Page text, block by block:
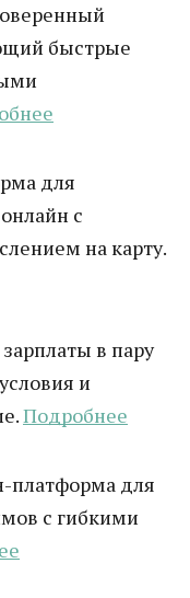
быстрые
для
с
на карту.
в пару
и
Подробнее
платформа для
с гибкими